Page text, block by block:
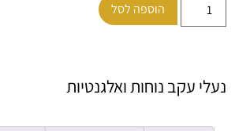
הוספה לסל
נעלי עקב נוחות ואלגנטיות